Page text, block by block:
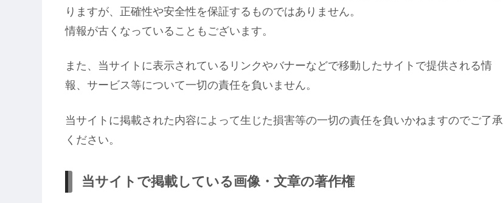
りますが、正確性や安全性を保証するものではありません。
情報が古くなっていることもございます。
また、当サイトに表示されているリンクやバナーなどで移動したサイトで提供される情
報、サービス等について一切の責任を負いません。
当サイトに掲載された内容によって生じた損害等の一切の責任を負いかねますのでご了承
ください。
当サイトで掲載している画像・文章の著作権